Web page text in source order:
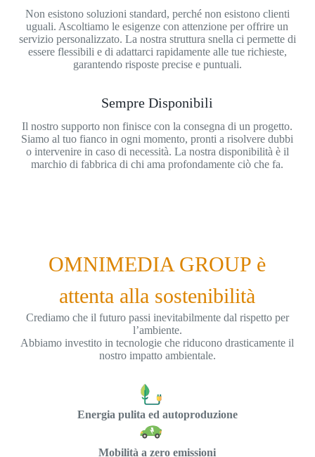
Non esistono soluzioni standard, perché non esistono clienti
uguali. Ascoltiamo le esigenze con attenzione per offrire un
servizio personalizzato. La nostra struttura snella ci permette di
essere flessibili e di adattarci rapidamente alle tue richieste,
garantendo risposte precise e puntuali.
Sempre Disponibili
Il nostro supporto non finisce con la consegna di un progetto.
Siamo al tuo fianco in ogni momento, pronti a risolvere dubbi
o intervenire in caso di necessità. La nostra disponibilità è il
marchio di fabbrica di chi ama profondamente ciò che fa.
OMNIMEDIA GROUP è
attenta alla sostenibilità
Crediamo che il futuro passi inevitabilmente dal rispetto per
l’ambiente.
Abbiamo investito in tecnologie che riducono drasticamente il
nostro impatto ambientale.
Energia pulita ed autoproduzione
Mobilità a zero emissioni